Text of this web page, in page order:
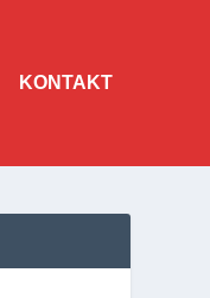
KONTAKT